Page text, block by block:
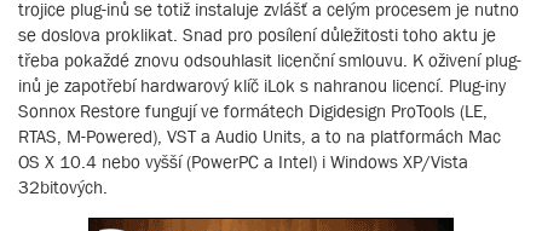
trojice plug-inů se totiž instaluje zvlášť a celým procesem je nutno
se doslova proklikat. Snad pro posílení důležitosti toho aktu je
třeba pokaždé znovu odsouhlasit licenční smlouvu. K oživení plug-
inů je zapotřebí hardwarový klíč iLok s nahranou licencí. Plug-iny
Sonnox Restore fungují ve formátech Digidesign ProTools (LE,
RTAS, M-Powered), VST a Audio Units, a to na platformách Mac
OS X 10.4 nebo vyšší (PowerPC a Intel) i Windows XP/Vista
32bitových.